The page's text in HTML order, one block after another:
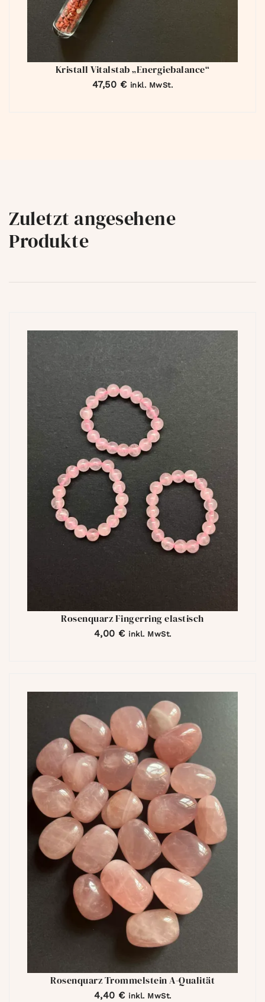
Kristall Vitalstab „Energiebalance“
47,50 € inkl. MwSt.
Zuletzt angesehene
Produkte
Rosenquarz Fingerring elastisch
4,00 € inkl. MwSt.
Rosenquarz Trommelstein A-Qualität
4,40 € inkl. MwSt.